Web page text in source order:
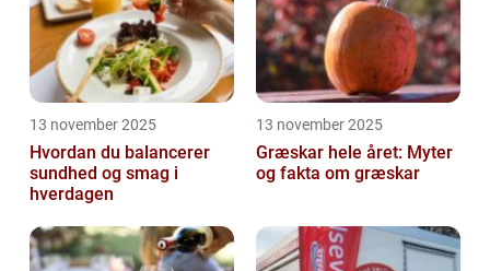
13 november 2025
Hvordan du balancerer
sundhed og smag i
hverdagen
13 november 2025
Græskar hele året: Myter
og fakta om græskar